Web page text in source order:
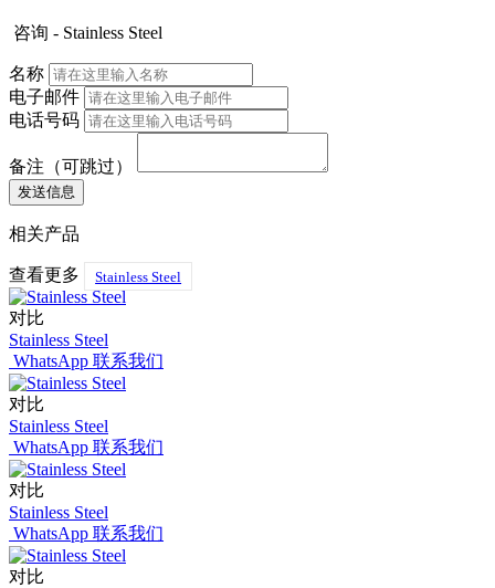
咨询 - Stainless Steel
名称
电子邮件
电话号码
备注（可跳过）
相关产品
查看更多 Stainless Steel
对比
Stainless Steel
WhatsApp 联系我们
对比
Stainless Steel
WhatsApp 联系我们
对比
Stainless Steel
WhatsApp 联系我们
对比